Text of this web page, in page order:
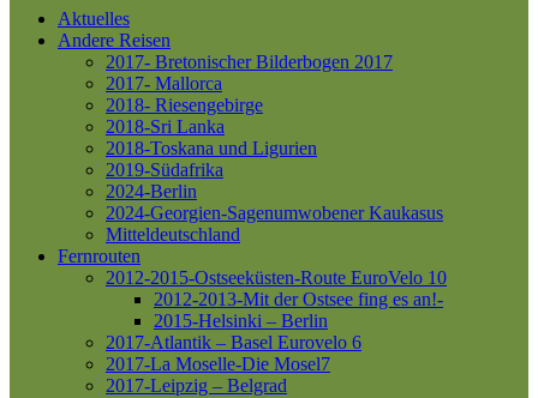
Aktuelles
Andere Reisen
2017- Bretonischer Bilderbogen 2017
2017- Mallorca
2018- Riesengebirge
2018-Sri Lanka
2018-Toskana und Ligurien
2019-Südafrika
2024-Berlin
2024-Georgien-Sagenumwobener Kaukasus
Mitteldeutschland
Fernrouten
2012-2015-Ostseeküsten-Route EuroVelo 10
2012-2013-Mit der Ostsee fing es an!-
2015-Helsinki – Berlin
2017-Atlantik – Basel Eurovelo 6
2017-La Moselle-Die Mosel7
2017-Leipzig – Belgrad